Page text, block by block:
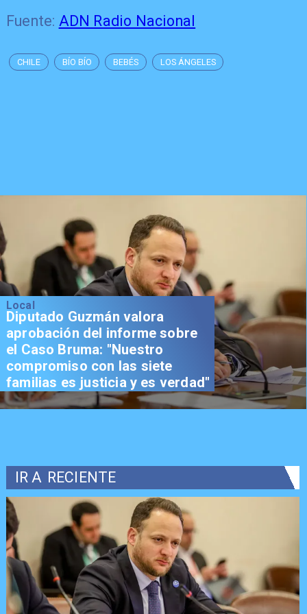
Fuente: ADN Radio Nacional
CHILE BÍO BÍO BEBÉS LOS ÁNGELES
Local
Diputado Guzmán valora
aprobación del informe sobre
el Caso Bruma: "Nuestro
compromiso con las siete
familias es justicia y es verdad"
IR A RECIENTE